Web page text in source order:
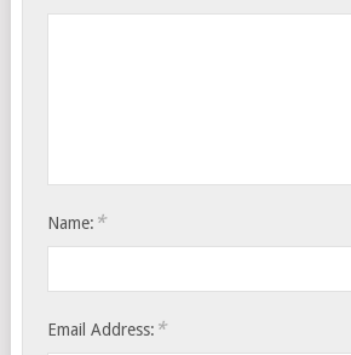
Name: *
Email Address: *